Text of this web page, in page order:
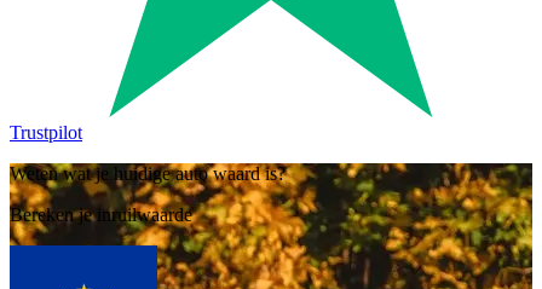
Trustpilot
Weten wat je huidige auto waard is?
Bereken je inruilwaarde